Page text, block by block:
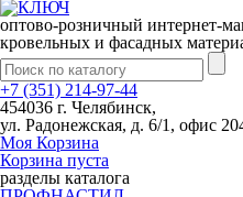
оптово-розничный интернет-
кровельных и фасадных
+7 (351) 214-97-44
454036 г. Челябинск,
ул. Радонежская, д. 6/1, офис
Моя Корзина
Корзина пуста
разделы каталога